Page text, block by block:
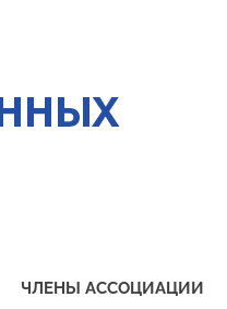
ЧЛЕНЫ АССОЦИАЦИИ